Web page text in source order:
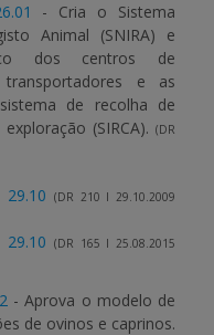
- Cria o Sistema
Animal (SNIRA) e
dos centros de
e as
de recolha de
(SIRCA). (DR
29.10 (DR 210 I 29.10.2009
29.10 (DR 165 I 25.08.2015
- Aprova o modelo de
de ovinos e caprinos.